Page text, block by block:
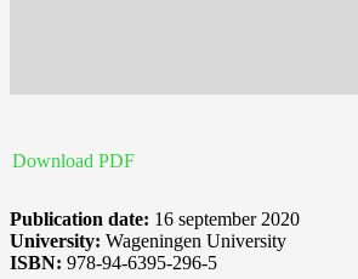
Download PDF
Publication date: 16 september 2020
University: Wageningen University
ISBN: 978-94-6395-296-5